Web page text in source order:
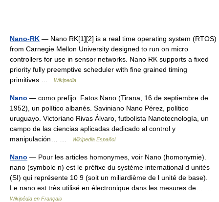
Nano-RK — Nano RK[1][2] is a real time operating system (RTOS)
from Carnegie Mellon University designed to run on micro
controllers for use in sensor networks. Nano RK supports a fixed
priority fully preemptive scheduler with fine grained timing
primitives …
Wikipedia
Nano — como prefijo. Fatos Nano (Tirana, 16 de septiembre de
1952), un político albanés. Saviniano Nano Pérez, político
uruguayo. Victoriano Rivas Álvaro, futbolista Nanotecnología, un
campo de las ciencias aplicadas dedicado al control y
manipulación… …
Wikipedia Español
Nano — Pour les articles homonymes, voir Nano (homonymie).
nano (symbole n) est le préfixe du système international d unités
(SI) qui représente 10 9 (soit un miliardième de l unité de base).
Le nano est très utilisé en électronique dans les mesures de… …
Wikipédia en Français